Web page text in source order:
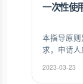
一次性使
本指导原
求，申请
性确定其中
2023-03-23